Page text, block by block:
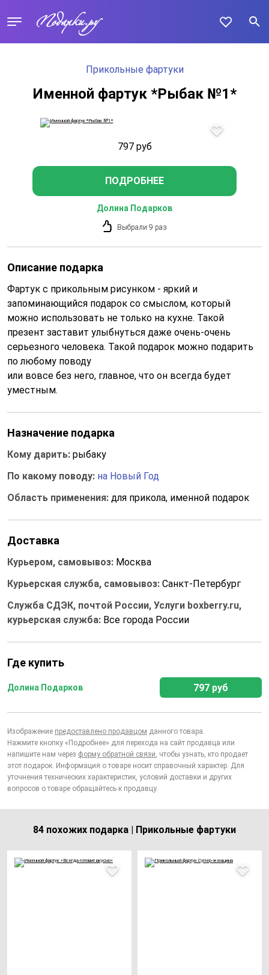
Прикольные фартуки
Именной фартук *Рыбак №1*
797 руб
ПОДРОБНЕЕ
Долина Подарков
Выбрали 9 раз
Описание подарка
Фартук с прикольным рисунком - яркий и
запоминающийся подарок со смыслом, который
можно использовать не только на кухне. Такой
презент заставит улыбнуться даже очень-очень
серьезного человека. Такой подарок можно подарить
по любому поводу
или вовсе без него, главное, что он всегда будет
уместным.
Назначение подарка
Кому дарить: рыбаку
По какому поводу: на Новый Год
Область применения: для прикола, именной подарок
Доставка
Курьером, самовывоз: Москва
Курьерская служба, самовывоз: Санкт-Петербург
Служба СДЭК, почтой России, Услуги boxberry.ru,
курьерская служба: Все города России
Где купить
Долина Подарков 797 руб
Изображение предоставлено продавцом данного товара.
Нажмите кнопку «Подробнее» для перехода на сайт продавца или
напишите нам через форму обратной связи, чтобы узнать, кто продает
этот подарок. Информация о товаре носит справочный характер. Для
уточнения технических характеристик, условий доставки и других
вопросов о товаре обращайтесь к продавцу.
84 похожих подарка | Прикольные фартуки